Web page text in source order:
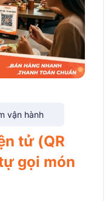
vận hành
tử (QR
gọi món